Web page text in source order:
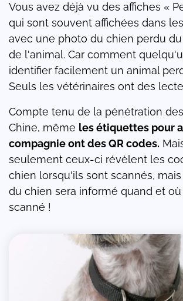
Vous avez déjà vu des affiches «
qui sont souvent affichées dans
avec une photo du chien perdu
de l'animal. Car comment
identifier facilement un animal
Seuls les vétérinaires ont des
Compte tenu de la pénétration
Chine, même les étiquettes pour
compagnie ont des QR codes.
seulement ceux-ci révèlent les
chien lorsqu'ils sont scannés,
du chien sera informé quand et
scanné !